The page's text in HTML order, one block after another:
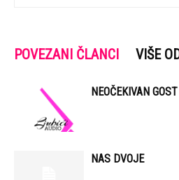
POVEZANI ČLANCI VIŠE
NEOČEKIVAN GOST
NAS DVOJE